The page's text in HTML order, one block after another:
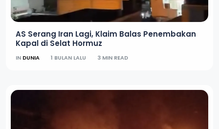
AS Serang Iran Lagi, Klaim Balas Penembakan
Kapal di Selat Hormuz
IN DUNIA 1 BULAN LALU 3 MIN READ